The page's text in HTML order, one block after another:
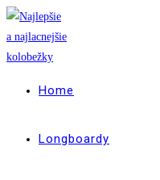
Skip
to
content
Home
Longboardy